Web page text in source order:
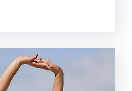
상에서 다른 국가의 입장에 영향
간주됩니다. 이 전략은 미국의 관